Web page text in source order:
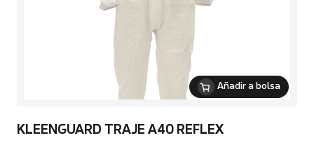
Añadir a bolsa
KLEENGUARD TRAJE A40 REFLEX